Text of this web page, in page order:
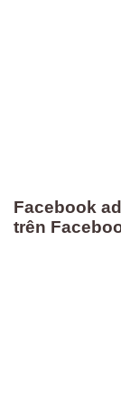
Facebook
trên